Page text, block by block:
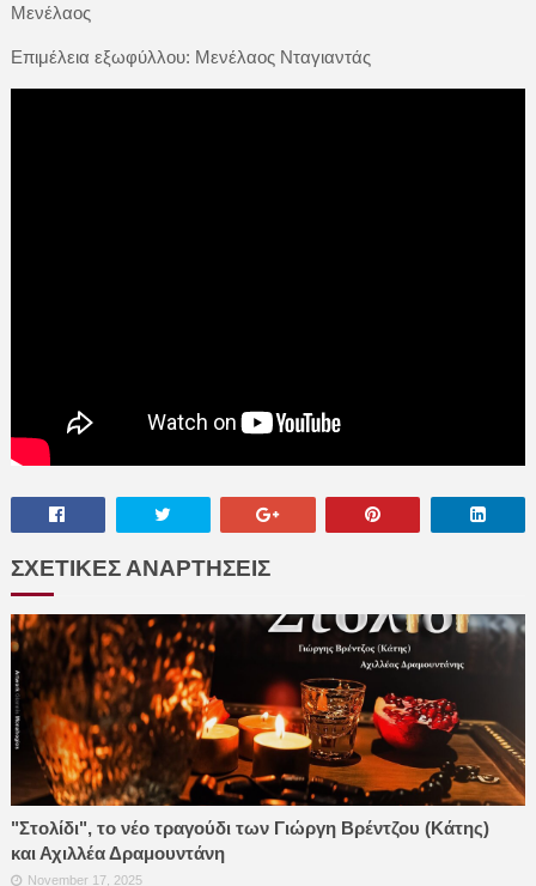
Μενέλαος
Επιμέλεια εξωφύλλου: Μενέλαος Νταγιαντάς
ΣΧΕΤΙΚΕΣ ΑΝΑΡΤΗΣΕΙΣ
"Στολίδι", το νέο τραγούδι των Γιώργη Βρέντζου (Κάτης)
και Αχιλλέα Δραμουντάνη
November 17, 2025